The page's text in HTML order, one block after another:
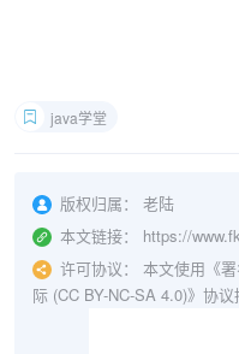
java学堂
版权归属：
老陆
本文链接：
https://
许可协议：
本文使用《
际 (CC BY-NC-SA 4.0)》协议